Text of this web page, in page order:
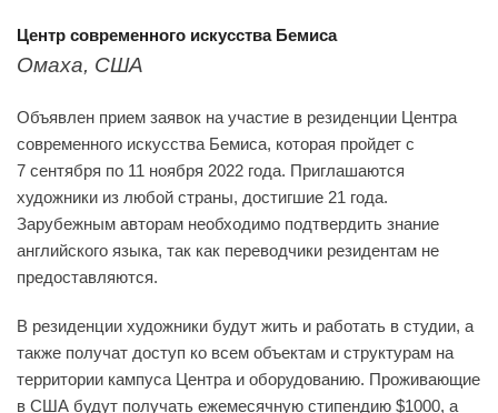
Центр современного искусства Бемиса
Омаха, США
Объявлен прием заявок на участие в резиденции Центра
современного искусства Бемиса, которая пройдет с
7 сентября по 11 ноября 2022 года. Приглашаются
художники из любой страны, достигшие 21 года.
Зарубежным авторам необходимо подтвердить знание
английского языка, так как переводчики резидентам не
предоставляются.
В резиденции художники будут жить и работать в студии, а
также получат доступ ко всем объектам и структурам на
территории кампуса Центра и оборудованию. Проживающие
в США будут получать ежемесячную стипендию $1000, а